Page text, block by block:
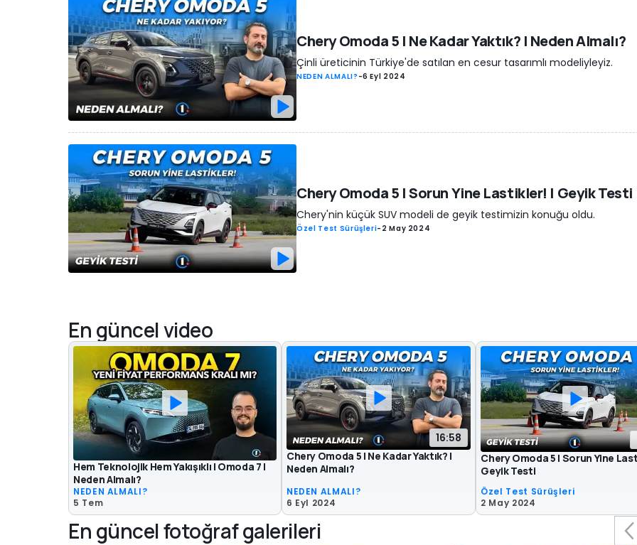
Chery Omoda 5 | Ne Kadar Yaktık? | Neden Almalı?
Çinli üreticinin Türkiye'de satılan en cesur tasarımlı modeliyleyiz.
NEDEN ALMALI? -6 Eyl 2024
Chery Omoda 5 | Sorun Yine Lastikler! | Geyik Testi
Chery'nin küçük SUV modeli de geyik testimizin konuğu oldu.
Özel Test Sürüşleri- 2 May 2024
En güncel video
Hem Teknolojik Hem Yakışıklı | Omoda 7 |
Neden Almalı?
NEDEN ALMALI?
5 Tem
16:58
Chery Omoda 5 | Ne Kadar Yaktık? |
Neden Almalı?
NEDEN ALMALI?
6 Eyl 2024
Chery Omoda 5 | Sorun Yine
Geyik Testi
Özel Test Sürüşleri
2 May 2024
En güncel fotoğraf galerileri